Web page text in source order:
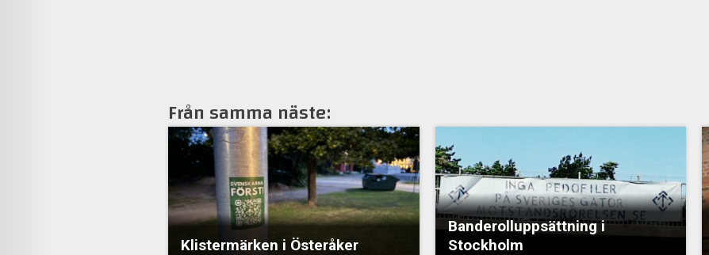
Från samma näste:
Klistermärken i Österåker
Banderolluppsättning i
Stockholm